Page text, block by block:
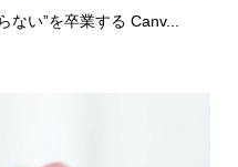
い”を卒業する Canv...